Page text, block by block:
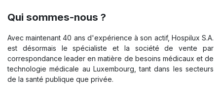
Qui sommes-nous ?
Avec maintenant 40 ans d'expérience à son actif, Hospilux S.A.
est désormais le spécialiste et la société de vente par
correspondance leader en matière de besoins médicaux et de
technologie médicale au Luxembourg, tant dans les secteurs
de la santé publique que privée.